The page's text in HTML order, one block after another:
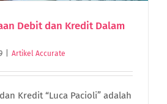
Debit dan Kredit Dalam
Artikel Accurate
Kredit “Luca Pacioli” adalah